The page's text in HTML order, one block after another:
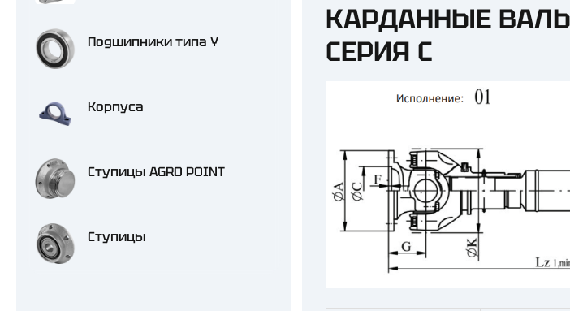
Подшипники типа Y
Корпуса
Ступицы AGRO POINT
Ступицы
КАРДАННЫЕ
СЕРИЯ C